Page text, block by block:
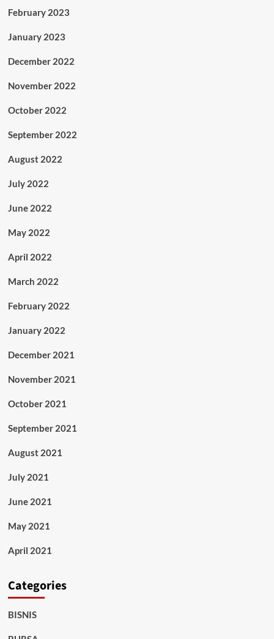
February 2023
January 2023
December 2022
November 2022
October 2022
September 2022
August 2022
July 2022
June 2022
May 2022
April 2022
March 2022
February 2022
January 2022
December 2021
November 2021
October 2021
September 2021
August 2021
July 2021
June 2021
May 2021
April 2021
Categories
BISNIS